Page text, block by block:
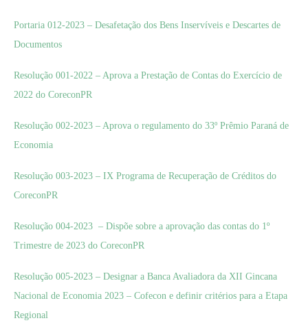
Portaria 012-2023 – Desafetação dos Bens Inservíveis e Descartes de
Documentos
Resolução 001-2022 – Aprova a Prestação de Contas do Exercício de
2022 do CoreconPR
Resolução 002-2023 – Aprova o regulamento do 33º Prêmio Paraná de
Economia
Resolução 003-2023 – IX Programa de Recuperação de Créditos do
CoreconPR
Resolução 004-2023 – Dispõe sobre a aprovação das contas do 1º
Trimestre de 2023 do CoreconPR
Resolução 005-2023 – Designar a Banca Avaliadora da XII Gincana
Nacional de Economia 2023 – Cofecon e definir critérios para a Etapa
Regional